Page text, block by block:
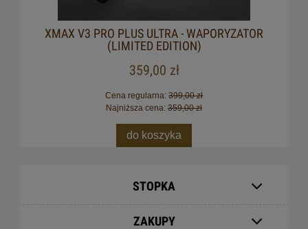
XMAX V3 PRO PLUS ULTRA - WAPORYZATOR
(LIMITED EDITION)
359,00 zł
Cena regularna: 399,00 zł
Najniższa cena: 359,00 zł
do koszyka
STOPKA
ZAKUPY